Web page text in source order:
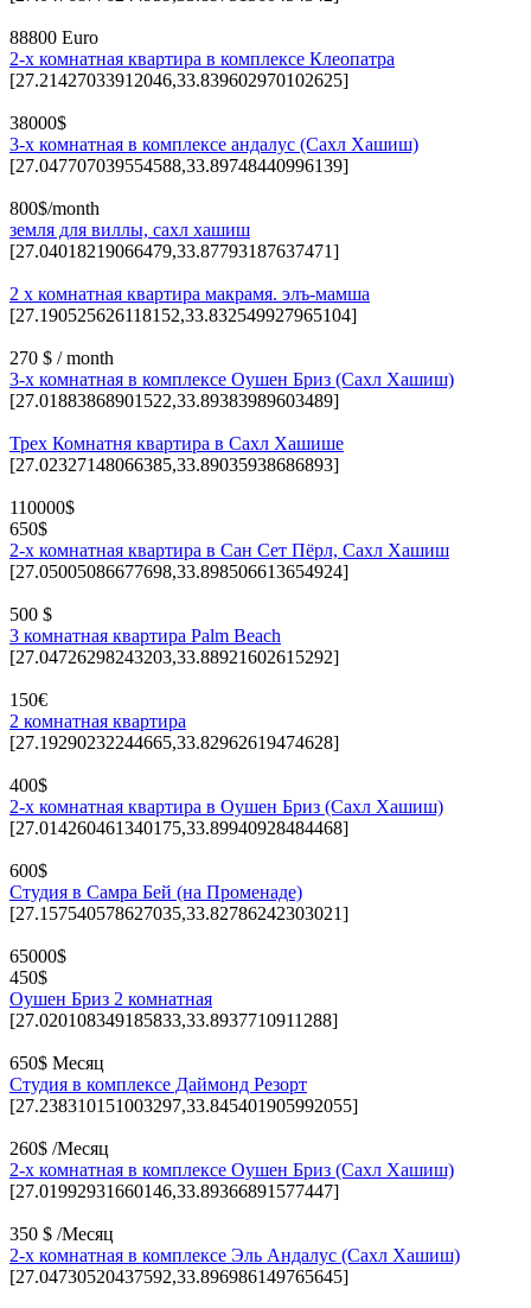
88800 Euro
2-х комнатная квартира в комплексе Клеопатра
[27.21427033912046,33.839602970102625]
38000$
3-х комнатная в комплексе андалус (Сахл Хашиш)
[27.047707039554588,33.89748440996139]
800$/month
земля для виллы, сахл хашиш
[27.04018219066479,33.87793187637471]
2 х комнатная квартира макрамя. элъ-мамша
[27.190525626118152,33.832549927965104]
270 $ / month
3-х комнатная в комплексе Оушен Бриз (Сахл Хашиш)
[27.01883868901522,33.89383989603489]
Трех Комнатня квартира в Сахл Хашише
[27.02327148066385,33.89035938686893]
110000$
650$
2-х комнатная квартира в Сан Сет Пёрл, Сахл Хашиш
[27.05005086677698,33.898506613654924]
500 $
3 комнатная квартира Palm Beach
[27.04726298243203,33.88921602615292]
150€
2 комнатная квартира
[27.19290232244665,33.82962619474628]
400$
2-х комнатная квартира в Оушен Бриз (Сахл Хашиш)
[27.014260461340175,33.89940928484468]
600$
Студия в Самра Бей (на Променаде)
[27.157540578627035,33.82786242303021]
65000$
450$
Оушен Бриз 2 комнатная
[27.020108349185833,33.8937710911288]
650$ Месяц
Студия в комплексе Даймонд Резорт
[27.238310151003297,33.845401905992055]
260$ /Месяц
2-х комнатная в комплексе Оушен Бриз (Сахл Хашиш)
[27.01992931660146,33.89366891577447]
350 $ /Месяц
2-х комнатная в комплексе Эль Андалус (Сахл Хашиш)
[27.04730520437592,33.896986149765645]